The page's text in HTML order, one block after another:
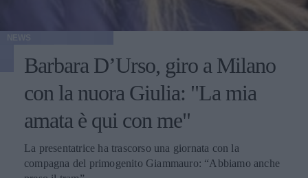
Barbara D’Urso, giro a Milano
con la nuora Giulia: "La mia
amata è qui con me"
La presentatrice ha trascorso una giornata con la
compagna del primogenito Giammauro: “Abbiamo anche